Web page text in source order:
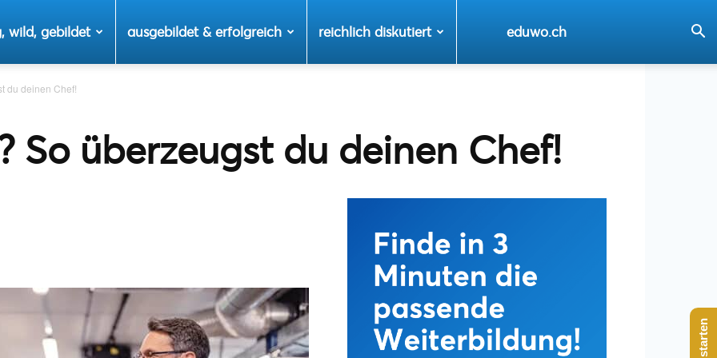
wild, gebildet ausgebildet & erfolgreich reichlich diskutiert eduwo.ch
du deinen Chef!
So überzeugst du deinen Chef!